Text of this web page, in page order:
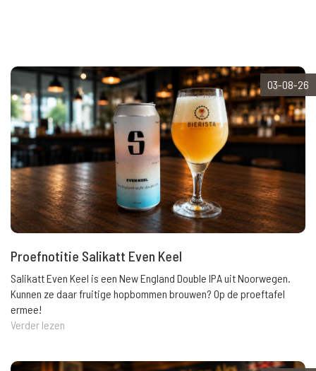
03-08-26
Proefnotitie Salikatt Even Keel
Salikatt Even Keel is een New England Double IPA uit Noorwegen.
Kunnen ze daar fruitige hopbommen brouwen? Op de proeftafel
ermee!
Verder lezen